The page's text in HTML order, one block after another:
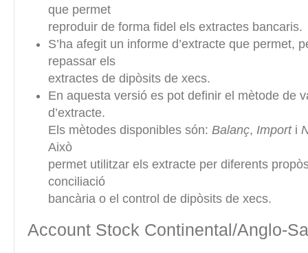
que permet
reproduir de forma fidel els extractes bancaris.
S’ha afegit un informe d’extracte que permet,
repassar els
extractes de dipòsits de xecs.
En aquesta versió es pot definir el mètode de
d’extracte.
Els mètodes disponibles són: Balanç, Importi
Això
permet utilitzar els extracte per diferents
conciliació
bancària o el control de dipòsits de xecs.
Account Stock Continental/Anglo-